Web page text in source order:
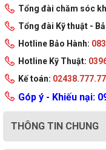
Tổng đài chăm sóc
Tổng đài Kỹ thuật -
Hotline Bảo Hành:
Hotline Kỹ Thuật:
Kế toán:
Góp ý - Khiếu nại:
THÔNG TIN CHUNG